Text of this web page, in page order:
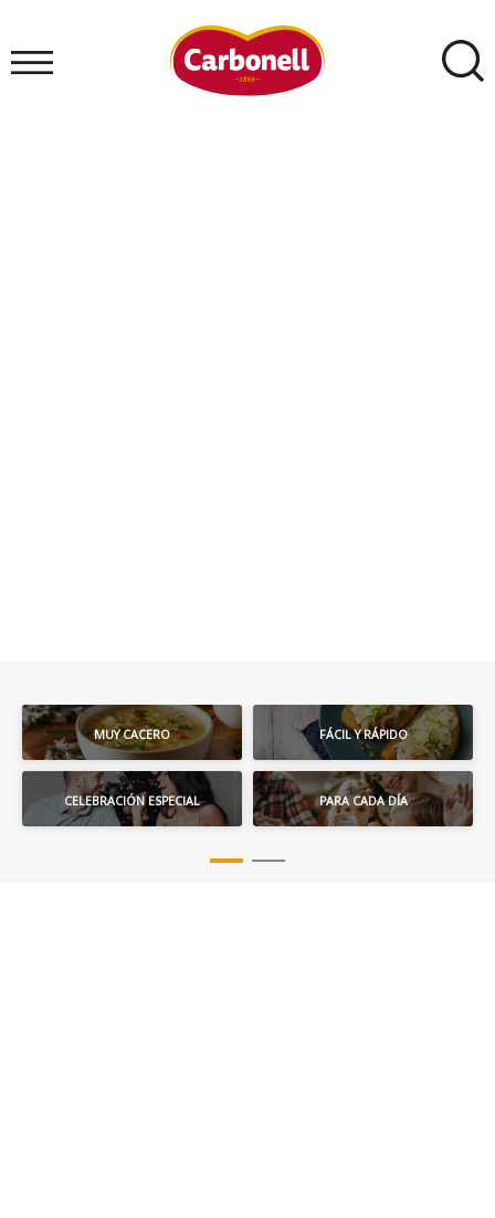
MUY CACERO FÁCIL Y RÁPIDO
CELEBRACIÓN ESPECIAL PARA CADA DÍA